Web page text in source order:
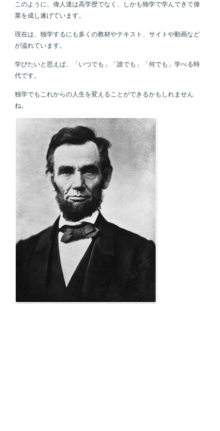
このように、偉人達は高学歴でなく、しかも独学で学んできて偉
業を成し遂げています。
現在は、独学するにも多くの教材やテキスト、サイトや動画など
が溢れています。
学びたいと思えば、「いつでも」「誰でも」「何でも」学べる時
代です。
独学でもこれからの人生を変えることができるかもしれません
ね。